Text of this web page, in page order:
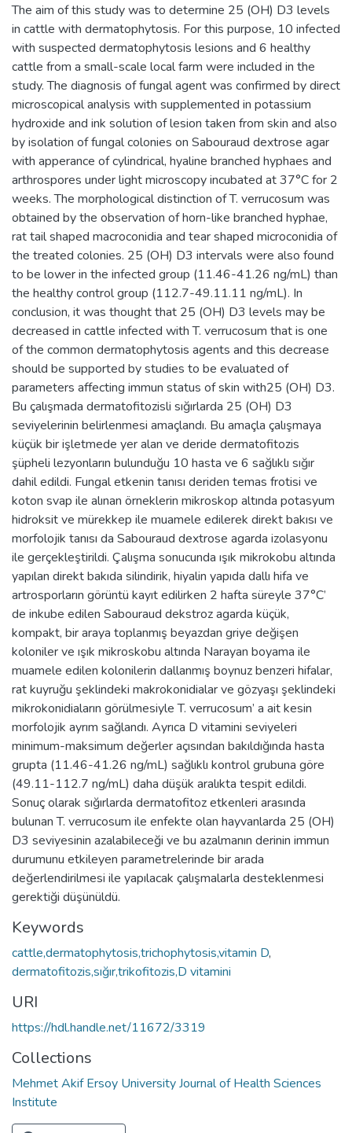
The aim of this study was to determine 25 (OH) D3 levels
in cattle with dermatophytosis. For this purpose, 10 infected
with suspected dermatophytosis lesions and 6 healthy
cattle from a small-scale local farm were included in the
study. The diagnosis of fungal agent was confirmed by direct
microscopical analysis with supplemented in potassium
hydroxide and ink solution of lesion taken from skin and also
by isolation of fungal colonies on Sabouraud dextrose agar
with apperance of cylindrical, hyaline branched hyphaes and
arthrospores under light microscopy incubated at 37°C for 2
weeks. The morphological distinction of T. verrucosum was
obtained by the observation of horn-like branched hyphae,
rat tail shaped macroconidia and tear shaped microconidia of
the treated colonies. 25 (OH) D3 intervals were also found
to be lower in the infected group (11.46-41.26 ng/mL) than
the healthy control group (112.7-49.11.11 ng/mL). In
conclusion, it was thought that 25 (OH) D3 levels may be
decreased in cattle infected with T. verrucosum that is one
of the common dermatophytosis agents and this decrease
should be supported by studies to be evaluated of
parameters affecting immun status of skin with25 (OH) D3.
Bu çalışmada dermatofitozisli sığırlarda 25 (OH) D3
seviyelerinin belirlenmesi amaçlandı. Bu amaçla çalışmaya
küçük bir işletmede yer alan ve deride dermatofitozis
şüpheli lezyonların bulunduğu 10 hasta ve 6 sağlıklı sığır
dahil edildi. Fungal etkenin tanısı deriden temas frotisi ve
koton svap ile alınan örneklerin mikroskop altında potasyum
hidroksit ve mürekkep ile muamele edilerek direkt bakısı ve
morfolojik tanısı da Sabouraud dextrose agarda izolasyonu
ile gerçekleştirildi. Çalışma sonucunda ışık mikrokobu altında
yapılan direkt bakıda silindirik, hiyalin yapıda dallı hifa ve
artrosporların görüntü kayıt edilirken 2 hafta süreyle 37°C’
de inkube edilen Sabouraud dekstroz agarda küçük,
kompakt, bir araya toplanmış beyazdan griye değişen
koloniler ve ışık mikroskobu altında Narayan boyama ile
muamele edilen kolonilerin dallanmış boynuz benzeri hifalar,
rat kuyruğu şeklindeki makrokonidialar ve gözyaşı şeklindeki
mikrokonidiaların görülmesiyle T. verrucosum’ a ait kesin
morfolojik ayrım sağlandı. Ayrıca D vitamini seviyeleri
minimum-maksimum değerler açısından bakıldığında hasta
grupta (11.46-41.26 ng/mL) sağlıklı kontrol grubuna göre
(49.11-112.7 ng/mL) daha düşük aralıkta tespit edildi.
Sonuç olarak sığırlarda dermatofitoz etkenleri arasında
bulunan T. verrucosum ile enfekte olan hayvanlarda 25 (OH)
D3 seviyesinin azalabileceği ve bu azalmanın derinin immun
durumunu etkileyen parametrelerinde bir arada
değerlendirilmesi ile yapılacak çalışmalarla desteklenmesi
gerektiği düşünüldü.
Keywords
cattle,dermatophytosis,trichophytosis,vitamin D,
dermatofitozis,sığır,trikofitozis,D vitamini
URI
https://hdl.handle.net/11672/3319
Collections
Mehmet Akif Ersoy University Journal of Health Sciences
Institute